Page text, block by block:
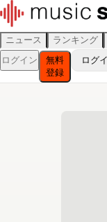
ニュース ランキング
ログイン
無料
登録
ログ